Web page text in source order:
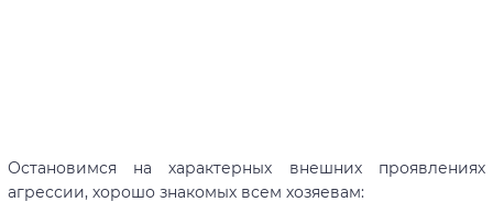
Остановимся на характерных внешних проявлениях
агрессии, хорошо знакомых всем хозяевам: